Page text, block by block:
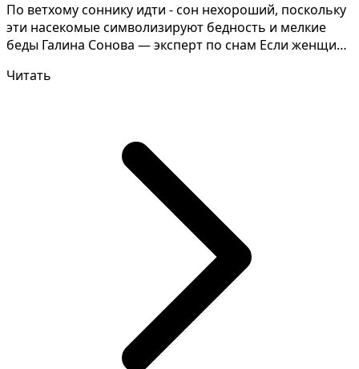
По ветхому соннику идти - сон нехороший, поскольку
эти насекомые символизируют бедность и мелкие
беды Галина Сонова — эксперт по снам Если женщине
Читать